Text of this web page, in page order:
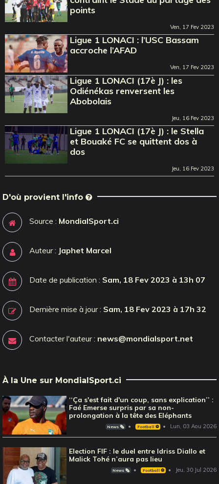
points
Ven, 17 Fev 2023
Ligue 1 LONACI : l’USC Bassam
accroche l’AFAD
Ven, 17 Fev 2023
Ligue 1 LONACI (17è J) : les
Odiénékas renversent les
Abobolais
Jeu, 16 Fev 2023
Ligue 1 LONACI (17è J) : le Stella
et Bouaké FC se quittent dos à
dos
Jeu, 16 Fev 2023
D'où provient l'info
Source : MondialSport.ci
Auteur : Japhet Marcel
Date de publication : Sam, 18 Fev 2023 à 13h 07
Dernière mise à jour : Sam, 18 Fev 2023 à 17h 32
Contacter l'auteur : news@mondialsport.net
À la Une sur MondialSport.ci
‘‘Ça s'est fait d'un coup, sans explication’’ :
Faé Emerse surpris par sa non-
prolongation à la tête des Eléphants
News 🗞️ Football ⚽️ Lun, 03 Aou 2026
Election FIF : le duel entre Idriss Diallo et
Malick Tohé n’aura pas lieu
News 🗞️ Football ⚽️ Jeu, 30 Jul 2026